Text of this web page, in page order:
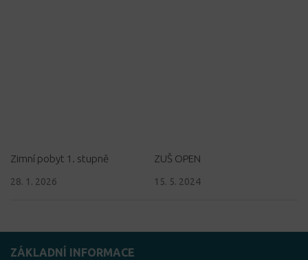
Zimní pobyt 1. stupně
28. 1. 2026
ZUŠ OPEN
15. 5. 2024
ZÁKLADNÍ INFORMACE